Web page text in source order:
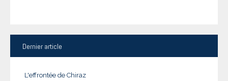
Dernier article
L'effrontée de Chiraz